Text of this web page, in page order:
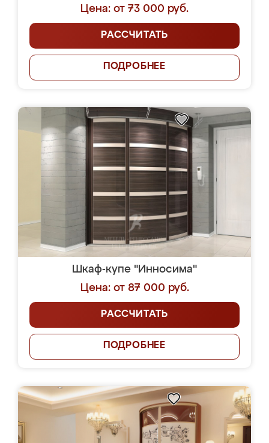
Цена: от 73 000 руб.
РАССЧИТАТЬ
ПОДРОБНЕЕ
Шкаф-купе "Инносима"
Цена: от 87 000 руб.
РАССЧИТАТЬ
ПОДРОБНЕЕ